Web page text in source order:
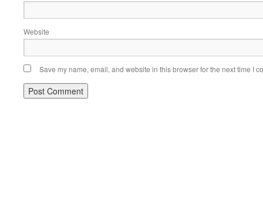
Website
Save my name, email, and website in this browser for the next time I